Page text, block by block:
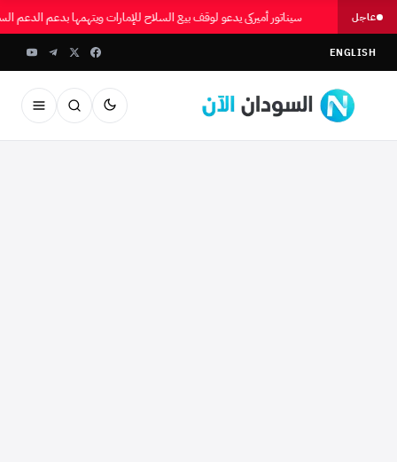
عاجل سيناتور أميركي يدعو لوقف بيع السلاح للإمارات ويتهمها بدعم الدعم
ENGLISH